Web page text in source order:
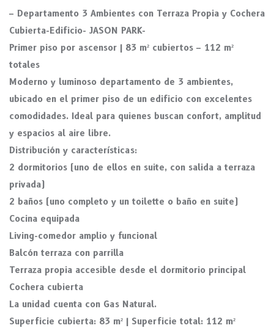
– Departamento 3 Ambientes con Terraza Propia y Cochera
Cubierta-Edificio- JASON PARK-
Primer piso por ascensor | 83 m² cubiertos – 112 m²
totales
Moderno y luminoso departamento de 3 ambientes,
ubicado en el primer piso de un edificio con excelentes
comodidades. Ideal para quienes buscan confort, amplitud
y espacios al aire libre.
Distribución y características:
2 dormitorios (uno de ellos en suite, con salida a terraza
privada)
2 baños (uno completo y un toilette o baño en suite)
Cocina equipada
Living-comedor amplio y funcional
Balcón terraza con parrilla
Terraza propia accesible desde el dormitorio principal
Cochera cubierta
La unidad cuenta con Gas Natural.
Superficie cubierta: 83 m² | Superficie total: 112 m²